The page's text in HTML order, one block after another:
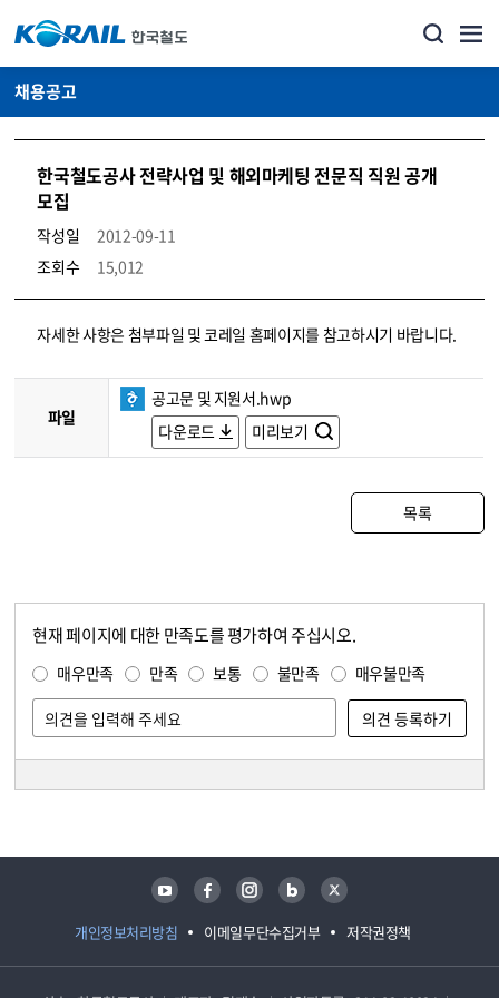
채용공고
한국철도공사 전략사업 및 해외마케팅 전문직 직원 공개
모집
작성일
2012-09-11
조회수
15,012
코레일소개_경영공시_채용공고 상세보기 – 내용, 파일, 담당자 연락처로 구성
자세한 사항은 첨부파일 및 코레일 홈페이지를 참고하시기 바랍니다.
파일
공고문 및 지원서.hwp
다운로드
미리보기
목록
현재 페이지에 대한 만족도를 평가하여 주십시오.
매우만족 만족 보통 불만족 매우불만족
개인정보처리방침 이메일무단수집거부 저작권정책
유튜브 페이스북 인스타그램 블로그 트위터